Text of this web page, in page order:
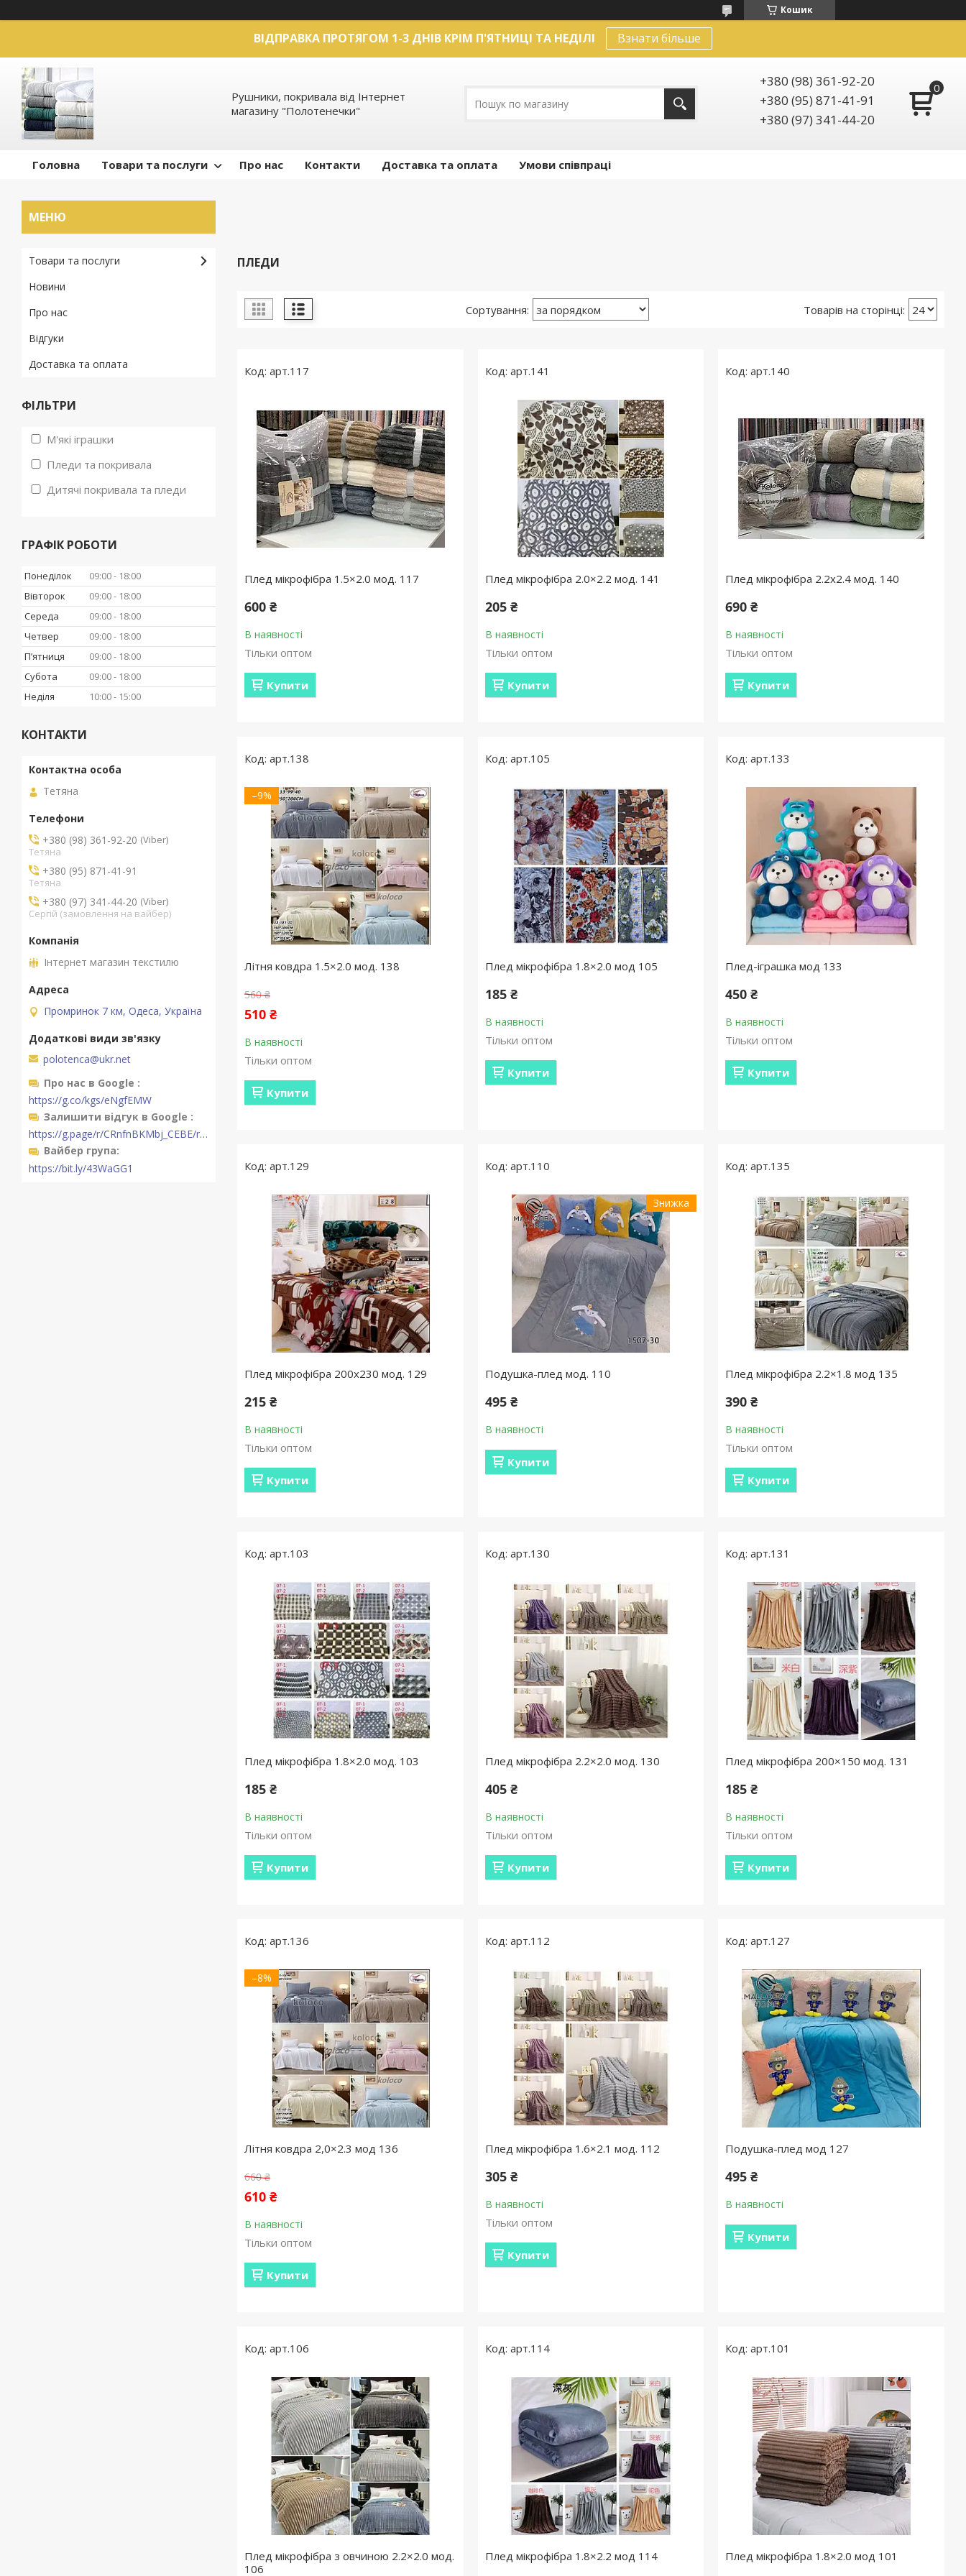
Кошик
ВІДПРАВКА ПРОТЯГОМ 1-3 ДНІВ КРІМ П'ЯТНИЦІ ТА НЕДІЛІ Взнати більше
Рушники, покривала від Інтернет
магазину "Полотенечки"
+380 (98) 361-92-20
+380 (95) 871-41-91
+380 (97) 341-44-20
Головна Товари та послуги Про нас Контакти Доставка та оплата Умови співпраці
ПЛЕДИ
арт.117
Плед мікрофібра 1.5×2.0 мод. 117
600 ₴
В наявності
Тільки оптом
Купити
арт.141
Плед мікрофібра 2.0×2.2 мод. 141
205 ₴
В наявності
Тільки оптом
Купити
арт.140
Плед мікрофібра 2.2х2.4 мод. 140
690 ₴
В наявності
Тільки оптом
Купити
арт.138
–9%
Літня ковдра 1.5×2.0 мод. 138
560 ₴
510 ₴
В наявності
Тільки оптом
Купити
арт.105
Плед мікрофібра 1.8×2.0 мод 105
185 ₴
В наявності
Тільки оптом
Купити
арт.133
Плед-іграшка мод 133
450 ₴
В наявності
Тільки оптом
Купити
арт.129
Плед мікрофібра 200х230 мод. 129
215 ₴
В наявності
Тільки оптом
Купити
арт.110
Знижка
Подушка-плед мод. 110
495 ₴
В наявності
Купити
арт.135
Плед мікрофібра 2.2×1.8 мод 135
390 ₴
В наявності
Тільки оптом
Купити
арт.103
Плед мікрофібра 1.8×2.0 мод. 103
185 ₴
В наявності
Тільки оптом
Купити
арт.130
Плед мікрофібра 2.2×2.0 мод. 130
405 ₴
В наявності
Тільки оптом
Купити
арт.131
Плед мікрофібра 200×150 мод. 131
185 ₴
В наявності
Тільки оптом
Купити
арт.136
–8%
Літня ковдра 2,0×2.3 мод 136
660 ₴
610 ₴
В наявності
Тільки оптом
Купити
арт.112
Плед мікрофібра 1.6×2.1 мод. 112
305 ₴
В наявності
Тільки оптом
Купити
арт.127
Подушка-плед мод 127
495 ₴
В наявності
Купити
арт.106
Плед мікрофібра з овчиною 2.2×2.0 мод.
106
арт.114
Плед мікрофібра 1.8×2.2 мод 114
арт.101
Плед мікрофібра 1.8×2.0 мод 101
Товари та послуги
Новини
Про нас
Відгуки
Доставка та оплата
ФІЛЬТРИ
М'які іграшки
Пледи та покривала
Дитячі покривала та пледи
ГРАФІК РОБОТИ
Понеділок 09:00
18:00
Вівторок
09:00
18:00
Середа
09:00
18:00
Четвер
09:00
18:00
Пʼятниця
09:00
18:00
Субота
09:00
18:00
Неділя
10:00 15:00
КОНТАКТИ
Тетяна
+380 (98) 361-92-20 Viber
Тетяна
+380 (95) 871-41-91
Тетяна
+380 (97) 341-44-20 Viber
Сергій (замовлення на вайбер)
Інтернет магазин текстилю
Промринок 7 км, Одеса, Україна
polotenca@ukr.net
Про нас в Google
https://g.co/kgs/eNgfEMW
Залишити відгук в Google
https://g.page/r/CRnfnBKMbj_CEBE/review
Вайбер група
https://bit.ly/43WaGG1